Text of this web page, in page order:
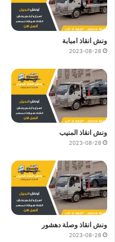
ونش انقاذ امبابة
2023-08-28
ونش انقاذ المنيب
2023-08-28
ونش انقاذ وصلة دهشور
2023-08-28